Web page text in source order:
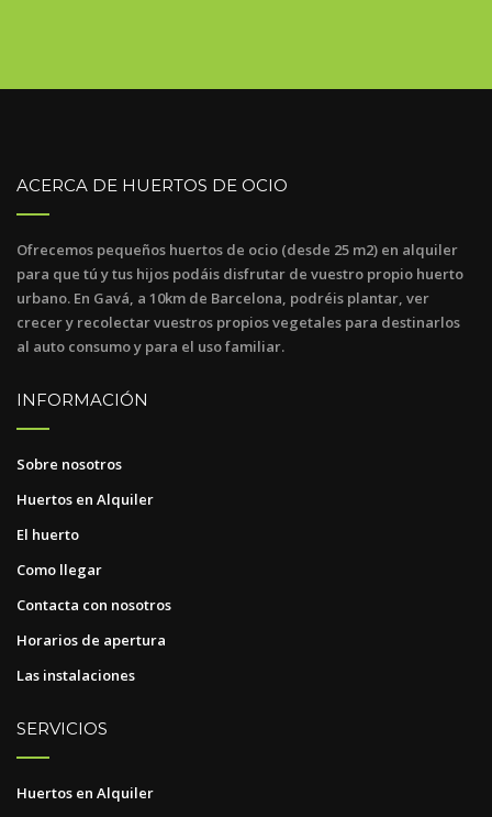
ACERCA DE HUERTOS DE OCIO
Ofrecemos pequeños huertos de ocio (desde 25 m2) en alquiler
para que tú y tus hijos podáis disfrutar de vuestro propio huerto
urbano. En Gavá, a 10km de Barcelona, podréis plantar, ver
crecer y recolectar vuestros propios vegetales para destinarlos
al auto consumo y para el uso familiar.
INFORMACIÓN
Sobre nosotros
Huertos en Alquiler
El huerto
Como llegar
Contacta con nosotros
Horarios de apertura
Las instalaciones
SERVICIOS
Huertos en Alquiler